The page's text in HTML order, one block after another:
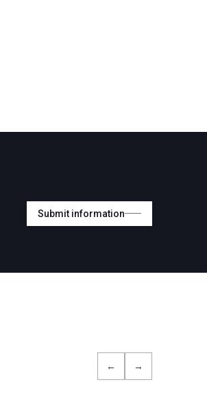
Submit information
← →